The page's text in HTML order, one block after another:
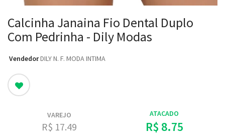
Calcinha Janaina Fio Dental Duplo
Com Pedrinha - Dily Modas
Vendedor: DILY N. F. MODA INTIMA
VAREJO
R$ 17.49
ATACADO
R$ 8.75